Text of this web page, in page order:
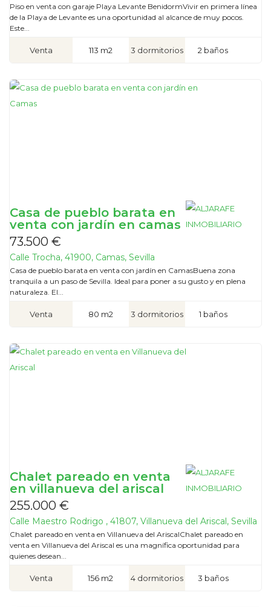
Piso en venta con garaje Playa Levante BenidormVivir en primera línea
de la Playa de Levante es una oportunidad al alcance de muy pocos.
Este...
Venta 113 m2 3 dormitorios 2 baños
Casa de pueblo barata en
venta con jardín en camas
73.500 €
Calle Trocha, 41900, Camas, Sevilla
Casa de pueblo barata en venta con jardín en CamasBuena zona
tranquila a un paso de Sevilla. Ideal para poner a su gusto y en plena
naturaleza. El...
Venta 80 m2 3 dormitorios 1 baños
Chalet pareado en venta
en villanueva del ariscal
255.000 €
Calle Maestro Rodrigo , 41807, Villanueva del Ariscal, Sevilla
Chalet pareado en venta en Villanueva del AriscalChalet pareado en
venta en Villanueva del Ariscal es una magnífica oportunidad para
quienes desean...
Venta 156 m2 4 dormitorios 3 baños